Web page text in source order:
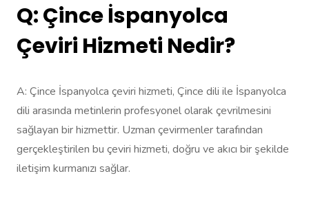
Q: Çince İspanyolca
Çeviri Hizmeti Nedir?
A: Çince İspanyolca çeviri hizmeti, Çince dili ile İspanyolca
dili arasında metinlerin profesyonel olarak çevrilmesini
sağlayan bir hizmettir. Uzman çevirmenler tarafından
gerçekleştirilen bu çeviri hizmeti, doğru ve akıcı bir şekilde
iletişim kurmanızı sağlar.